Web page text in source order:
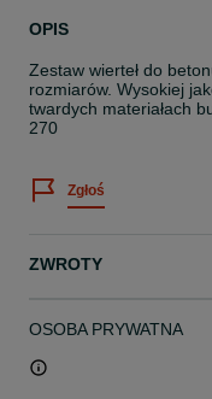
OPIS
Zestaw wierteł do
rozmiarów. Wysokiej
twardych materiałach
270
Zgłoś
ZWROTY
OSOBA PRYWATNA